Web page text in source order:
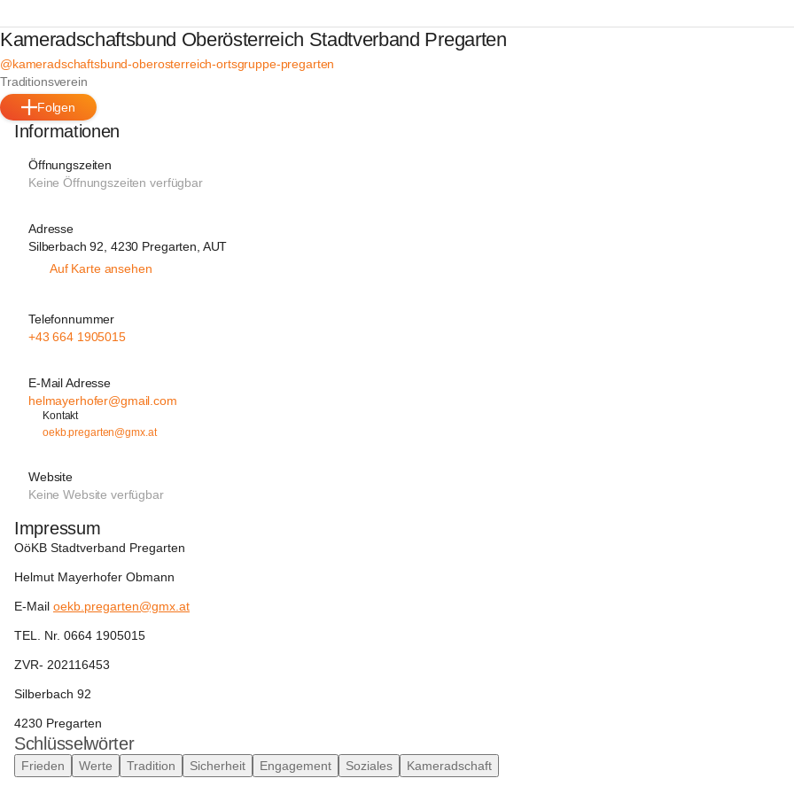
Kameradschaftsbund Oberösterreich Stadtverband Pregarten
@kameradschaftsbund-oberosterreich-ortsgruppe-pregarten
Traditionsverein
Folgen
Informationen
Öffnungszeiten
Keine Öffnungszeiten verfügbar
Adresse
Silberbach 92, 4230 Pregarten, AUT
Auf Karte ansehen
Telefonnummer
+43 664 1905015
E-Mail Adresse
helmayerhofer@gmail.com
Kontakt
oekb.pregarten@gmx.at
Website
Keine Website verfügbar
Impressum
OöKB Stadtverband Pregarten
Helmut Mayerhofer Obmann
E-Mail oekb.pregarten@gmx.at
TEL. Nr. 0664 1905015
ZVR- 202116453
Silberbach 92
4230 Pregarten
Schlüsselwörter
Frieden Werte Tradition Sicherheit Engagement Soziales Kameradschaft